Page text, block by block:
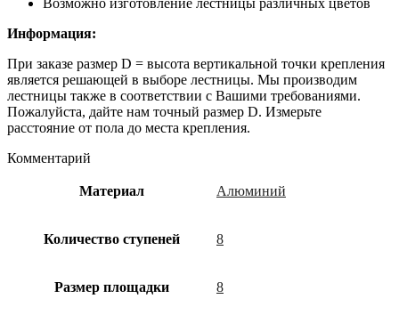
Информация:
При заказе размер D = высота вертикальной точки крепления
является решающей в выборе лестницы. Мы производим
лестницы также в соответствии с Вашими требованиями.
Пожалуйста, дайте нам точный размер D. Измерьте
расстояние от пола до места крепления.
Комментарий
Материал Алюминий
Количество ступеней 8
Размер площадки 8